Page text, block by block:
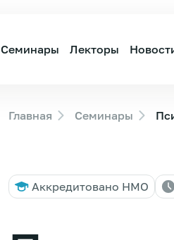
Семинары Лекторы
Главная Семинары
Аккредитовано НМО